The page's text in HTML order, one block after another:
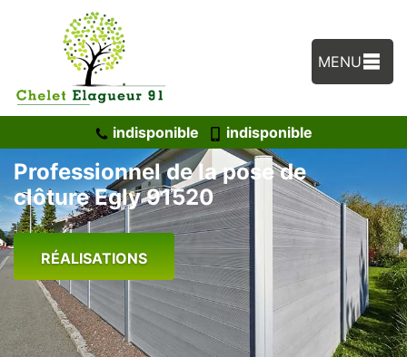
MENU
indisponible indisponible
Professionnel de la pose de
clôture Egly 91520
RÉALISATIONS